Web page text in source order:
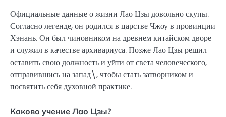
Официальные данные о жизни Лао Цзы довольно скупы.
Согласно легенде, он родился в царстве Чжоу в провинции
Хэнань. Он был чиновником на древнем китайском дворе
и служил в качестве архивариуса. Позже Лао Цзы решил
оставить свою должность и уйти от света человеческого,
отправившись на запад\, чтобы стать затворником и
посвятить себя духовной практике.
Каково учение Лао Цзы?